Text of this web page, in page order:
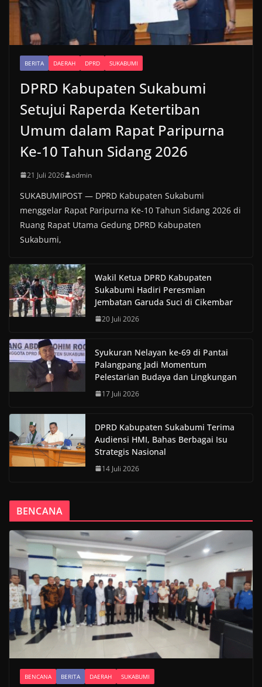
BERITA DAERAH DPRD SUKABUMI
DPRD Kabupaten Sukabumi
Setujui Raperda Ketertiban
Umum dalam Rapat Paripurna
Ke-10 Tahun Sidang 2026
21 Juli 2026 admin
SUKABUMIPOST — DPRD Kabupaten Sukabumi
menggelar Rapat Paripurna Ke-10 Tahun Sidang 2026 di
Ruang Rapat Utama Gedung DPRD Kabupaten
Sukabumi,
Wakil Ketua DPRD Kabupaten
Sukabumi Hadiri Peresmian
Jembatan Garuda Suci di Cikembar
20 Juli 2026
Syukuran Nelayan ke-69 di Pantai
Palangpang Jadi Momentum
Pelestarian Budaya dan Lingkungan
17 Juli 2026
DPRD Kabupaten Sukabumi Terima
Audiensi HMI, Bahas Berbagai Isu
Strategis Nasional
14 Juli 2026
BENCANA
BENCANA BERITA DAERAH SUKABUMI